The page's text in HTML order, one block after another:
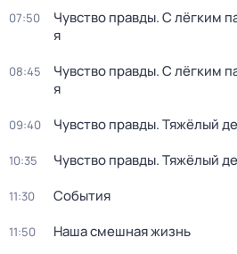
07:50 Чувство правды. С лёгким
я
08:45 Чувство правды. С лёгким
я
09:40 Чувство правды. Тяжёлый
10:35 Чувство правды. Тяжёлый
11:30 События
11:50 Наша смешная жизнь